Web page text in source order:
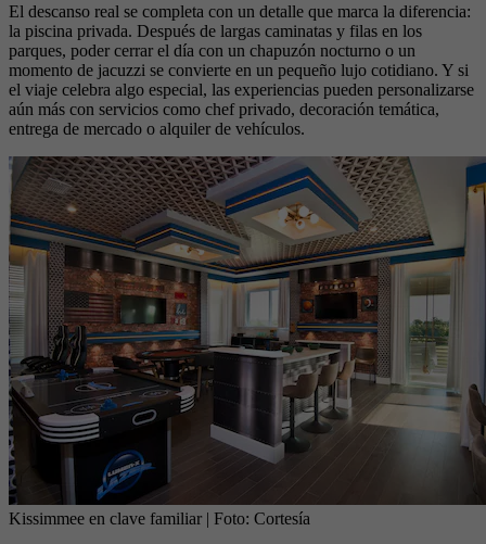
El descanso real se completa con un detalle que marca la diferencia:
la piscina privada. Después de largas caminatas y filas en los
parques, poder cerrar el día con un chapuzón nocturno o un
momento de jacuzzi se convierte en un pequeño lujo cotidiano. Y si
el viaje celebra algo especial, las experiencias pueden personalizarse
aún más con servicios como chef privado, decoración temática,
entrega de mercado o alquiler de vehículos.
Kissimmee en clave familiar | Foto: Cortesía